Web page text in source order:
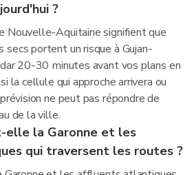
?
Nouvelle-Aquitaine signifient que
secs portent un risque à Gujan-
20-30 minutes avant vos plans en
la cellule qui approche arrivera ou
ne peut pas répondre de
de la ville.
la Garonne et les
qui traversent les routes ?